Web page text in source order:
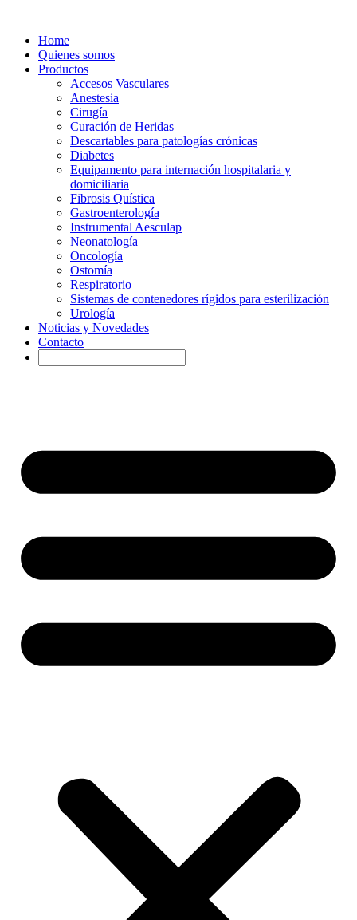
Home
Quienes somos
Productos
Accesos Vasculares
Anestesia
Cirugía
Curación de Heridas
Descartables para patologías crónicas
Diabetes
Equipamento para internación hospitalaria y
domiciliaria
Fibrosis Quística
Gastroenterología
Instrumental Aesculap
Neonatología
Oncología
Ostomía
Respiratorio
Sistemas de contenedores rígidos para esterilización
Urología
Noticias y Novedades
Contacto